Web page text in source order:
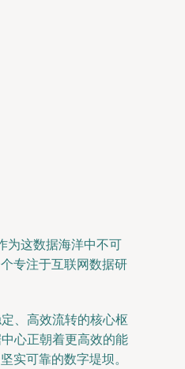
为这数据海洋中不可
专注于互联网数据研
、高效流转的核心枢
中心正朝着更高效的能
实可靠的数字堤坝。